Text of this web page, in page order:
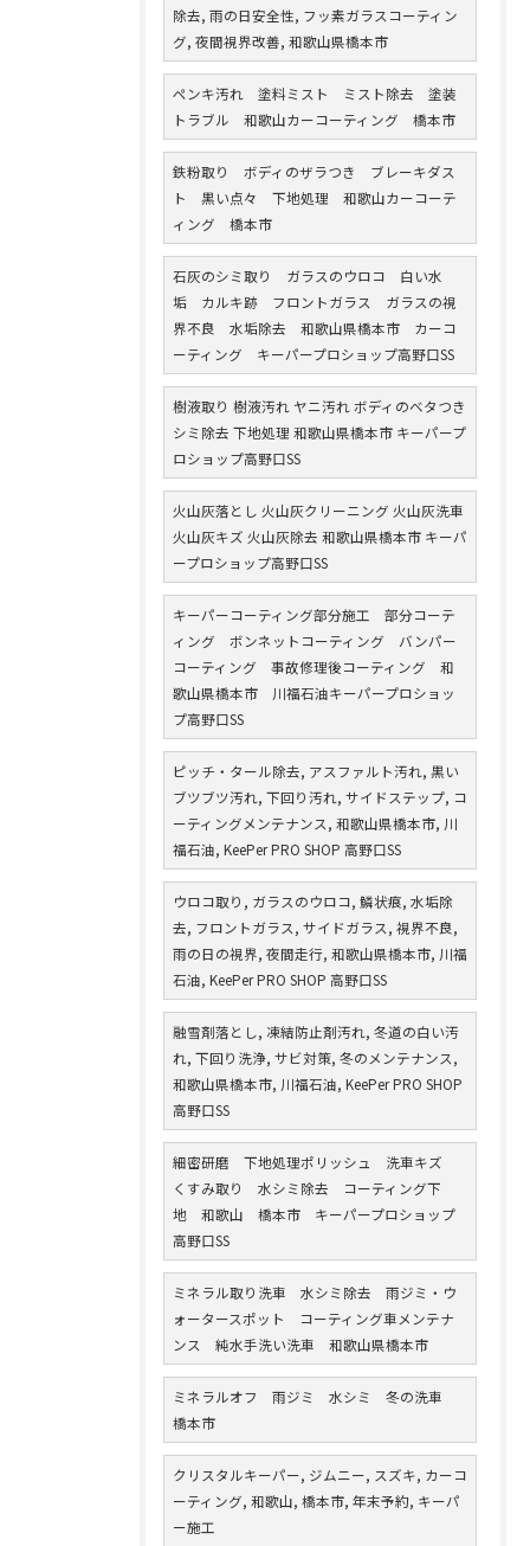
除去, 雨の日安全性, フッ素ガラスコーティン
グ, 夜間視界改善, 和歌山県橋本市
ペンキ汚れ 塗料ミスト ミスト除去 塗装
トラブル 和歌山カーコーティング 橋本市
鉄粉取り ボディのザラつき ブレーキダス
ト 黒い点々 下地処理 和歌山カーコーテ
ィング 橋本市
石灰のシミ取り ガラスのウロコ 白い水
垢 カルキ跡 フロントガラス ガラスの視
界不良 水垢除去 和歌山県橋本市 カーコ
ーティング キーパープロショップ高野口SS
樹液取り 樹液汚れ ヤニ汚れ ボディのベタつき
シミ除去 下地処理 和歌山県橋本市 キーパープ
ロショップ高野口SS
火山灰落とし 火山灰クリーニング 火山灰洗車
火山灰キズ 火山灰除去 和歌山県橋本市 キーパ
ープロショップ高野口SS
キーパーコーティング部分施工 部分コーテ
ィング ボンネットコーティング バンパー
コーティング 事故修理後コーティング 和
歌山県橋本市 川福石油キーパープロショッ
プ高野口SS
ピッチ・タール除去, アスファルト汚れ, 黒い
ブツブツ汚れ, 下回り汚れ, サイドステップ, コ
ーティングメンテナンス, 和歌山県橋本市, 川
福石油, KeePer PRO SHOP 高野口SS
ウロコ取り, ガラスのウロコ, 鱗状痕, 水垢除
去, フロントガラス, サイドガラス, 視界不良,
雨の日の視界, 夜間走行, 和歌山県橋本市, 川福
石油, KeePer PRO SHOP 高野口SS
融雪剤落とし, 凍結防止剤汚れ, 冬道の白い汚
れ, 下回り洗浄, サビ対策, 冬のメンテナンス,
和歌山県橋本市, 川福石油, KeePer PRO SHOP
高野口SS
細密研磨 下地処理ポリッシュ 洗車キズ
くすみ取り 水シミ除去 コーティング下
地 和歌山 橋本市 キーパープロショップ
高野口SS
ミネラル取り洗車 水シミ除去 雨ジミ・ウ
ォータースポット コーティング車メンテナ
ンス 純水手洗い洗車 和歌山県橋本市
ミネラルオフ 雨ジミ 水シミ 冬の洗車
橋本市
クリスタルキーパー, ジムニー, スズキ, カーコ
ーティング, 和歌山, 橋本市, 年末予約, キーパ
ー施工